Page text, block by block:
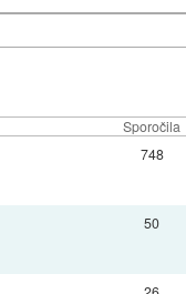
Sporočila
748
50